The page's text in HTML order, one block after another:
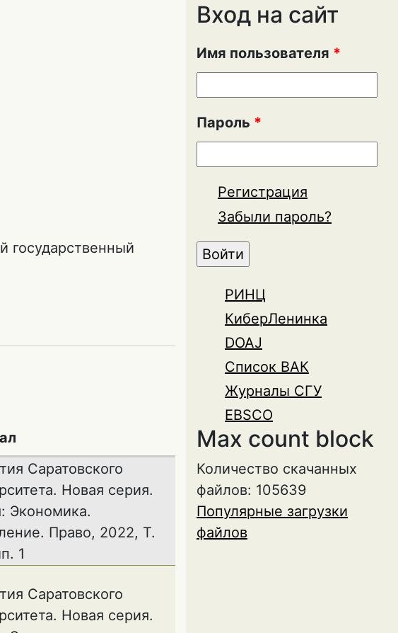
государственный
Саратовского
Новая серия.
Экономика.
Право, 2022, Т.
1
Саратовского
Новая серия.
Вход на сайт
Имя пользователя *
Пароль *
Регистрация
Забыли пароль?
РИНЦ
КиберЛенинка
DOAJ
Список ВАК
Журналы СГУ
EBSCO
Max count block
Количество скачанных
файлов: 105639
Популярные загрузки
файлов